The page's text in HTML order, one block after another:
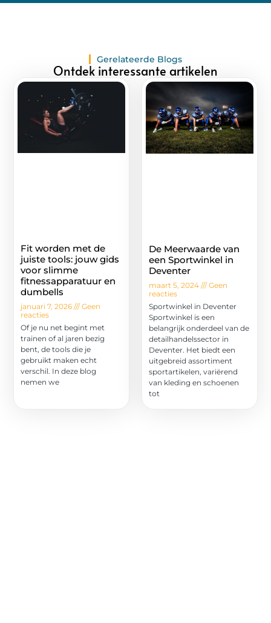
Gerelateerde Blogs
Ontdek interessante artikelen
Fit worden met de
juiste tools: jouw gids
voor slimme
fitnessapparatuur en
dumbells
januari 7, 2026
Geen
reacties
Of je nu net begint met
trainen of al jaren bezig
bent, de tools die je
gebruikt maken echt
verschil. In deze blog
nemen we
De Meerwaarde van
een Sportwinkel in
Deventer
maart 5, 2024
Geen
reacties
Sportwinkel in Deventer
Sportwinkel is een
belangrijk onderdeel van de
detailhandelssector in
Deventer. Het biedt een
uitgebreid assortiment
sportartikelen, variërend
van kleding en schoenen
tot